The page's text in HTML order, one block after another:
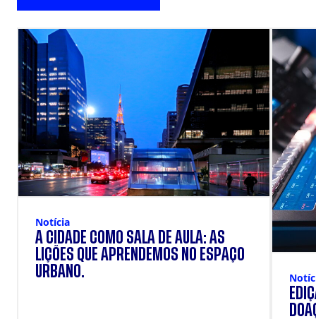
Notícia
A CIDADE COMO SALA DE AULA: AS
LIÇÕES QUE APRENDEMOS NO ESPAÇO
URBANO.